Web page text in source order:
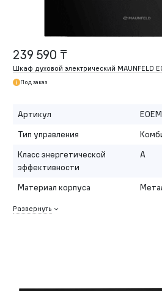
239 590 ₸
Шкаф духовой электрический MAUNFELD
Под заказ
Артикул
Тип управления
Класс энергетической
эффективности
A
Материал корпуса
Развернуть